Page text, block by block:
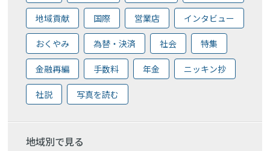
地域貢献 国際 営業店 インタビュー
おくやみ 為替・決済 社会 特集
金融再編 手数料 年金 ニッキン抄
社説 写真を読む
地域別で見る